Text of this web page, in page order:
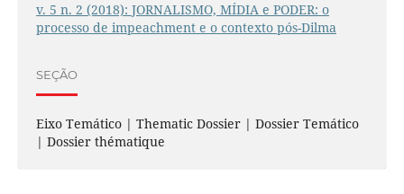
v. 5 n. 2 (2018): JORNALISMO, MÍDIA e PODER: o
processo de impeachment e o contexto pós-Dilma
SEÇÃO
Eixo Temático | Thematic Dossier | Dossier Temático
| Dossier thématique